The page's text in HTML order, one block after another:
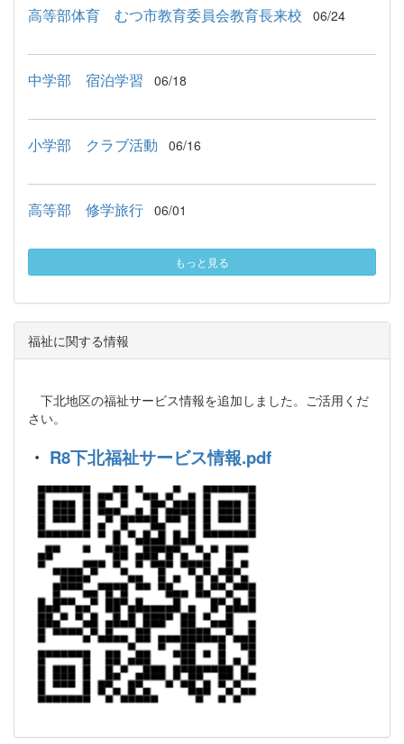
高等部体育 むつ市教育委員会教育長来校 06/24
中学部 宿泊学習 06/18
小学部 クラブ活動 06/16
高等部 修学旅行 06/01
もっと見る
福祉に関する情報
下北地区の福祉サービス情報を追加しました。ご活用くだ
さい。
・ R8下北福祉サービス情報.pdf